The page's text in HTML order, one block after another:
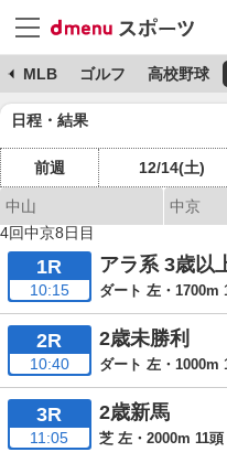
MLB ゴルフ 高校野球
日程・結果
前週 12/14(土)
中山 中京
4回中京8日目
1R
10:15
アラ系 3歳以
ダート 左・1700m
2R
10:40
2歳未勝利
ダート 左・1000m
3R
11:05
2歳新馬
芝 左・2000m 11頭